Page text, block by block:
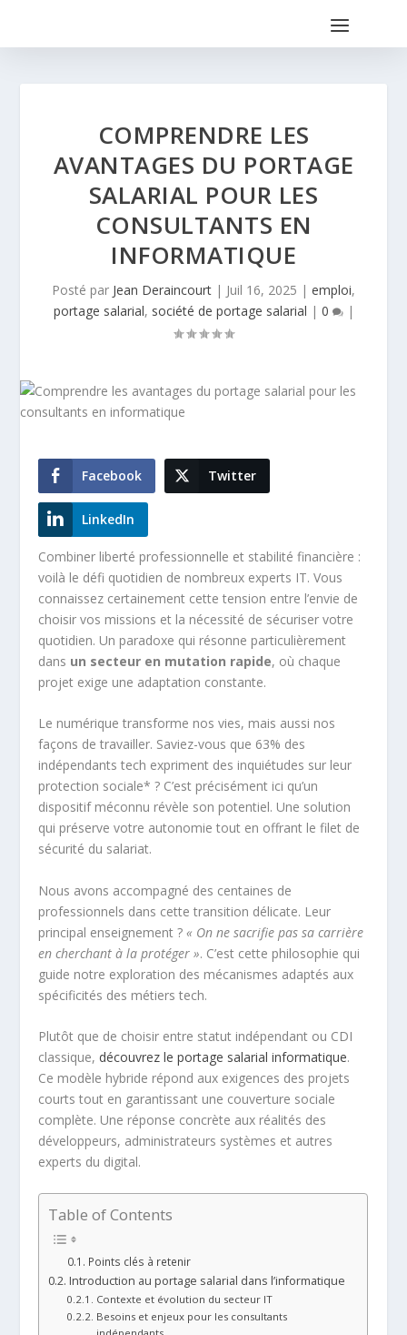
COMPRENDRE LES
AVANTAGES DU PORTAGE
SALARIAL POUR LES
CONSULTANTS EN
INFORMATIQUE
Posté par Jean Deraincourt | Juil 16, 2025 | emploi,
portage salarial, société de portage salarial | 0 |
Facebook Twitter
LinkedIn
Combiner liberté professionnelle et stabilité financière :
voilà le défi quotidien de nombreux experts IT. Vous
connaissez certainement cette tension entre l’envie de
choisir vos missions et la nécessité de sécuriser votre
quotidien. Un paradoxe qui résonne particulièrement
dans un secteur en mutation rapide, où chaque
projet exige une adaptation constante.
Le numérique transforme nos vies, mais aussi nos
façons de travailler. Saviez-vous que 63% des
indépendants tech expriment des inquiétudes sur leur
protection sociale* ? C’est précisément ici qu’un
dispositif méconnu révèle son potentiel. Une solution
qui préserve votre autonomie tout en offrant le filet de
sécurité du salariat.
Nous avons accompagné des centaines de
professionnels dans cette transition délicate. Leur
principal enseignement ?« On ne sacrifie pas sa carrière
en cherchant à la protéger ». C’est cette philosophie qui
guide notre exploration des mécanismes adaptés aux
spécificités des métiers tech.
Plutôt que de choisir entre statut indépendant ou CDI
classique, découvrez le portage salarial informatique.
Ce modèle hybride répond aux exigences des projets
courts tout en garantissant une couverture sociale
complète. Une réponse concrète aux réalités des
développeurs, administrateurs systèmes et autres
experts du digital.
Table of Contents
Points clés à retenir
Introduction au portage salarial dans l’informatique
Contexte et évolution du secteur IT
Besoins et enjeux pour les consultants